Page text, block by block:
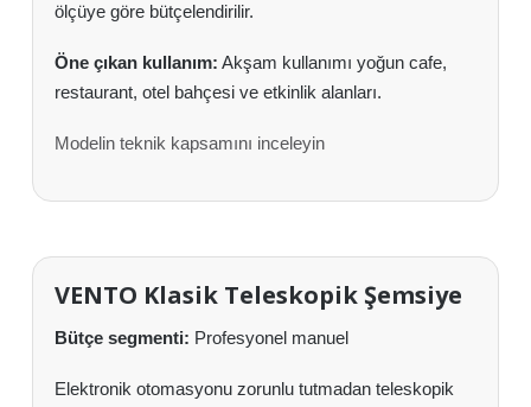
ölçüye göre bütçelendirilir.
Öne çıkan kullanım: Akşam kullanımı yoğun cafe,
restaurant, otel bahçesi ve etkinlik alanları.
Modelin teknik kapsamını inceleyin
VENTO Klasik Teleskopik Şemsiye
Bütçe segmenti: Profesyonel manuel
Elektronik otomasyonu zorunlu tutmadan teleskopik